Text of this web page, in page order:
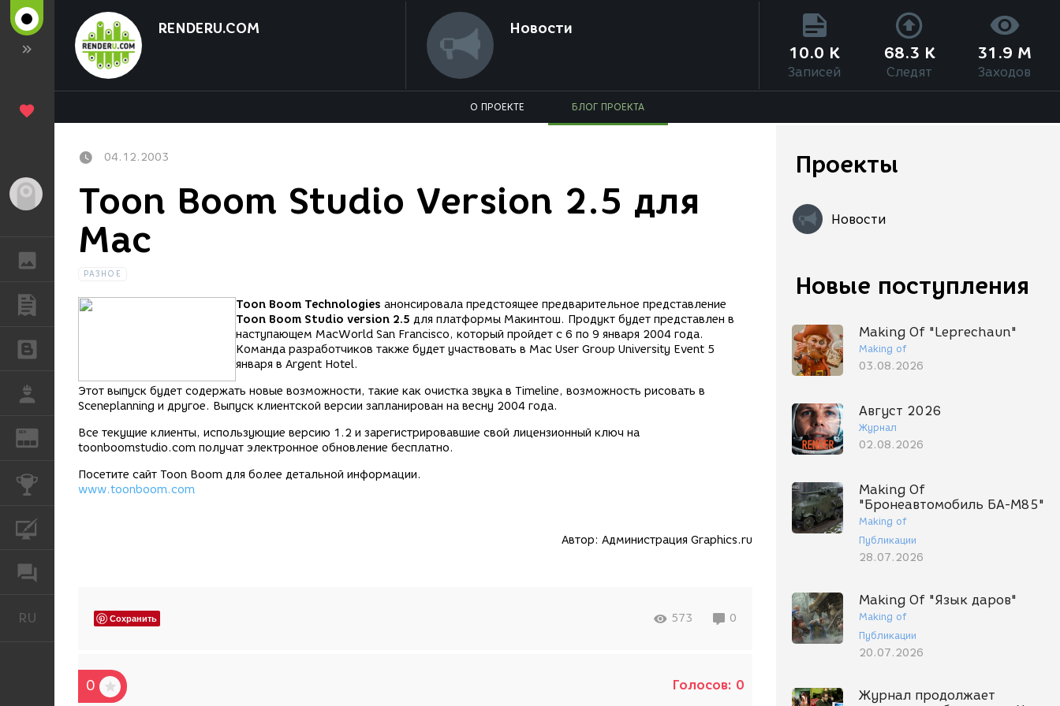
Гость
ПУБЛИКАЦИИ
РАБОТА
REN ЖУРНАЛ
КОНКУРСЫ
RU Русский
RENDERU.COM Новости
10.0 K
Записей
68.3 K
Следят
31.9 M
Заходов
О ПРОЕКТЕ БЛОГ ПРОЕКТА
Проекты
Новости
Новые поступления
Making Of "Leprechaun"
Making of
03.08.2026
Август 2026
Журнал
02.08.2026
Making Of
"Бронеавтомобиль БА-М85"
Making of
Публикации
28.07.2026
Making Of "Язык даров"
Making of
Публикации
20.07.2026
Журнал продолжает
04.12.2003
Toon Boom Studio Version 2.5 для
Mac
РАЗНОЕ
Toon Boom Technologies анонсировала предстоящее предварительное представление
Toon Boom Studio version 2.5 для платформы Макинтош. Продукт будет представлен в
наступающем MacWorld San Francisco, который пройдет с 6 по 9 января 2004 года.
Команда разработчиков также будет участвовать в Mac User Group University Event 5
января в Argent Hotel.
Этот выпуск будет содержать новые возможности, такие как очистка звука в Timeline, возможность рисовать в
Sceneplanning и другое. Выпуск клиентской версии запланирован на весну 2004 года.
Все текущие клиенты, использующие версию 1.2 и зарегистрировавшие свой лицензионный ключ на
toonboomstudio.com получат электронное обновление бесплатно.
Посетите сайт Toon Boom для более детальной информации.
www.toonboom.com
Автор: Администрация Graphics.ru
Сохранить 573 0
0 Голосов: 0